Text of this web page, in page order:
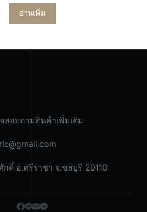
อ่านเพิ่ม
สอบถามสินค้าเพิ่มเติม
ดิ์ อ.ศรีราชา จ.ชลบุรี 20110